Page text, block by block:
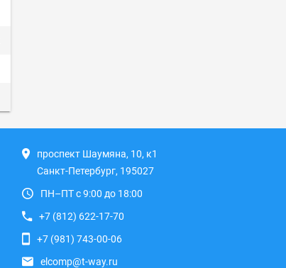
проспект Шаумяна, 10, к1
Санкт-Петербург, 195027
ПН–ПТ с 9:00 до 18:00
+7 (812) 622-17-70
+7 (981) 743-00-06
elcomp@t-way.ru